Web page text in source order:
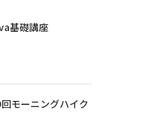
基礎講座
モーニングハイク